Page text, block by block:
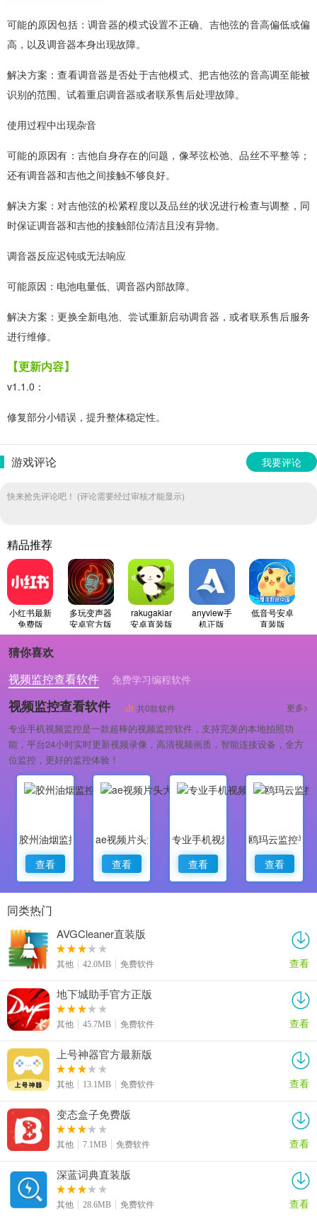
可能的原因包括：调音器的模式设置不正确、吉他弦的音高偏低或偏
高，以及调音器本身出现故障。
解决方案：查看调音器是否处于吉他模式、把吉他弦的音高调至能被
识别的范围、试着重启调音器或者联系售后处理故障。
使用过程中出现杂音
可能的原因有：吉他自身存在的问题，像琴弦松弛、品丝不平整等；
还有调音器和吉他之间接触不够良好。
解决方案：对吉他弦的松紧程度以及品丝的状况进行检查与调整，同
时保证调音器和吉他的接触部位清洁且没有异物。
调音器反应迟钝或无法响应
可能原因：电池电量低、调音器内部故障。
解决方案：更换全新电池、尝试重新启动调音器，或者联系售后服务
进行维修。
【更新内容】
v1.1.0：
修复部分小错误，提升整体稳定性。
游戏评论 我要评论
快来抢先评论吧！ (评论需要经过审核才能显示)
精品推荐
小红书最新
免费版
多玩变声器
安卓官方版
rakugakiar
安卓直装版
anyview手
机正版
低音号安卓
直装版
猜你喜欢
视频监控查看软件
免费学习编程软件
专业做婚礼策划的软件
视频监控查看软件 共0款软件 更多>
专业手机视频监控是一款超棒的视频监控软件，支持完美的本地拍照功
能，平台24小时实时更新视频录像，高清视频画质，智能连接设备，全方
位监控，更好的监控体验！
胶州油烟监控
查看
ae视频片头大师
查看
专业手机视频监控
查看
鸥玛云监控平
查看
同类热门
AVGCleaner直装版
其他 42.0MB 免费软件 查看
地下城助手官方正版
其他 45.7MB 免费软件 查看
上号神器官方最新版
其他 13.1MB 免费软件 查看
变态盒子免费版
其他 7.1MB 免费软件 查看
深蓝词典直装版
其他 28.6MB 免费软件 查看